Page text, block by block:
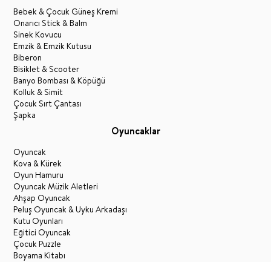
Bebek & Çocuk Güneş Kremi
Onarıcı Stick & Balm
Sinek Kovucu
Emzik & Emzik Kutusu
Biberon
Bisiklet & Scooter
Banyo Bombası & Köpüğü
Kolluk & Simit
Çocuk Sırt Çantası
Şapka
Oyuncaklar
Oyuncak
Kova & Kürek
Oyun Hamuru
Oyuncak Müzik Aletleri
Ahşap Oyuncak
Peluş Oyuncak & Uyku Arkadaşı
Kutu Oyunları
Eğitici Oyuncak
Çocuk Puzzle
Boyama Kitabı